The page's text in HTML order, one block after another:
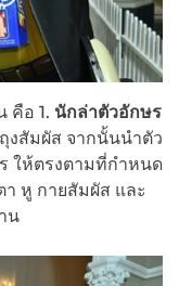
คือ 1. นักล่าตัวอักษร
งสัมผัส จากนั้นนำตัว
ให้ตรงตามที่กำหนด
หู กายสัมผัส และ
น